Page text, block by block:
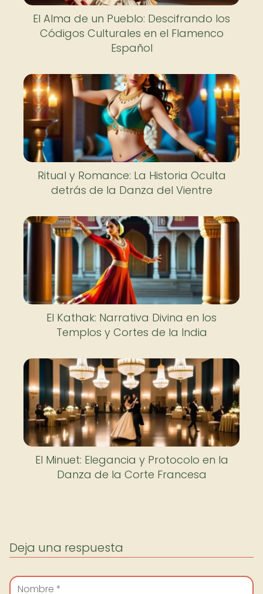
El Alma de un Pueblo: Descifrando los
Códigos Culturales en el Flamenco
Español
Ritual y Romance: La Historia Oculta
detrás de la Danza del Vientre
El Kathak: Narrativa Divina en los
Templos y Cortes de la India
El Minuet: Elegancia y Protocolo en la
Danza de la Corte Francesa
Deja una respuesta